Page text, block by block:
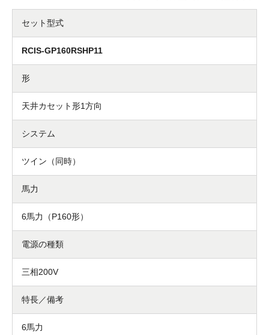
セット型式
RCIS-GP160RSHP11
形
天井カセット形1方向
システム
ツイン（同時）
馬力
6馬力（P160形）
電源の種類
三相200V
特長／備考
6馬力